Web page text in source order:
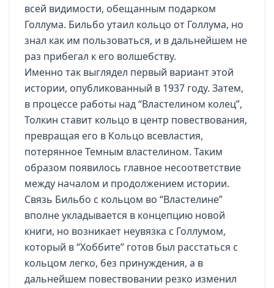
всей видимости, обещанным подарком
Голлума. Бильбо утаил кольцо от Голлума, но
знал как им пользоваться, и в дальнейшем не
раз прибегал к его волшебству.
Именно так выглядел первый вариант этой
истории, опубликованный в 1937 году. Затем,
в процессе работы над “Властелином колец”,
Толкин ставит кольцо в центр повествования,
превращая его в Кольцо всевластия,
потерянное Темным властелином. Таким
образом появилось главное несоответствие
между началом и продолжением истории.
Связь Бильбо с кольцом во “Властелине”
вполне укладывается в концепцию новой
книги, но возникает неувязка с Голлумом,
который в “Хоббите” готов был расстаться с
кольцом легко, без принуждения, а в
дальнейшем повествовании резко изменил